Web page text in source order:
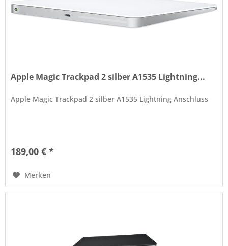
Apple Magic Trackpad 2 silber A1535 Lightning...
Apple Magic Trackpad 2 silber A1535 Lightning Anschluss
189,00 € *
Merken